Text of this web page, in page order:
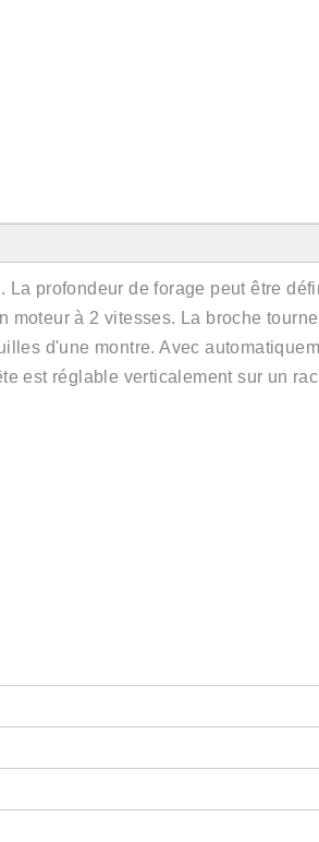
profondeur de forage peut être
moteur à 2 vitesses. La broche
d'une montre. Avec
est réglable verticalement sur un